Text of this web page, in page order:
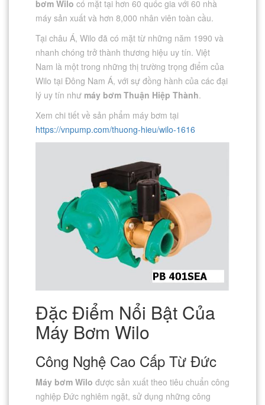
bơm Wilo có mặt tại hơn 60 quốc gia với 60 nhà
máy sản xuất và hơn 8,000 nhân viên toàn cầu.
Tại châu Á, Wilo đã có mặt từ những năm 1990 và
nhanh chóng trở thành thương hiệu uy tín. Việt
Nam là một trong những thị trường trọng điểm của
Wilo tại Đông Nam Á, với sự đồng hành của các đại
lý uy tín như máy bơm Thuận Hiệp Thành.
Xem chi tiết về sản phẩm máy bơm tại
https://vnpump.com/thuong-hieu/wilo-1616
Đặc Điểm Nổi Bật Của
Máy Bơm Wilo
Công Nghệ Cao Cấp Từ Đức
Máy bơm Wilo được sản xuất theo tiêu chuẩn công
nghiệp Đức nghiêm ngặt, sử dụng những công